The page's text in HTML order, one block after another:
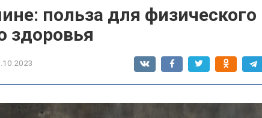
польза для физического
здоровья